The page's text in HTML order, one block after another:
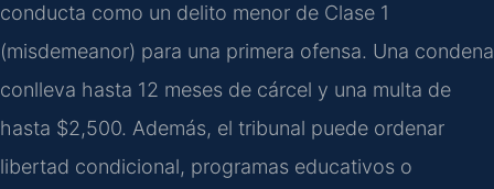
conducta como un delito menor de Clase 1
(misdemeanor) para una primera ofensa. Una condena
conlleva hasta 12 meses de cárcel y una multa de
hasta $2,500. Además, el tribunal puede ordenar
libertad condicional, programas educativos o